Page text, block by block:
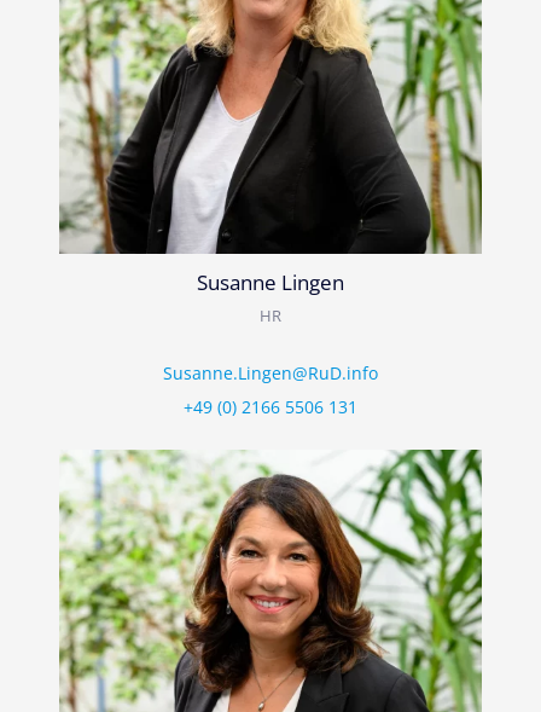
Susanne Lingen
HR
Susanne.Lingen@RuD.info
+49 (0) 2166 5506 131